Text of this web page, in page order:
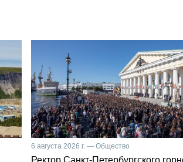
6 августа 2026 г. — Общество
Ректор Санкт-Петербургского